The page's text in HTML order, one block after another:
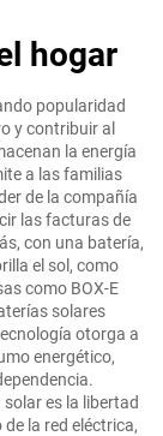
hogar
popularidad
y contribuir al
la energía
a las familias
de la compañía
las facturas de
con una batería,
el sol, como
como BOX-E
solares
otorga a
energético,
es la libertad
la red eléctrica,